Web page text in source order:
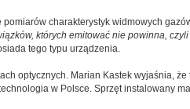
charakterystyk widmowych
których emitować nie powinna,
tego typu urządzenia.
optycznych. Marian Kastek wyjaśnia,
w Polsce. Sprzęt instalowany